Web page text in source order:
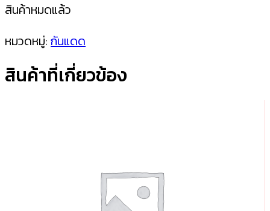
สินค้าหมดแล้ว
หมวดหมู่: กันแดด
สินค้าที่เกี่ยวข้อง